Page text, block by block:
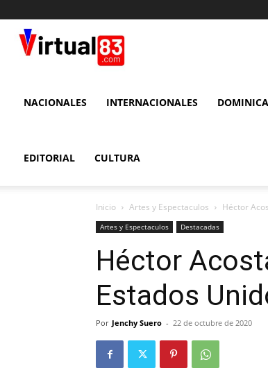
83
NACIONALES INTERNACIONALES
EDITORIAL CULTURA
Inicio Artes y Espectaculos Héctor
Artes y Espectaculos Destacadas
Héctor
Estados
Por Jenchy Suero - 22 de octubre de 2020